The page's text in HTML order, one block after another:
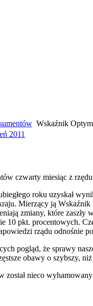
Wskaźnik
2011
czwarty miesiąc z rzędu
roku uzyskał
Mierzący ją
zmiany, które zaszły
10 pkt. procentowych.
rządu odnośnie
pogląd, że sprawy
obawy o szybszy,
nieco